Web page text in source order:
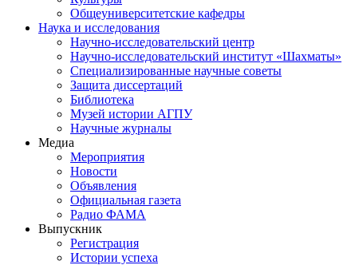
Общеуниверситетские кафедры
Наука и исследования
Научно-исследовательский центр
Научно-исследовательский институт «Шахматы»
Специализированные научные советы
Защита диссертаций
Библиотека
Музей истории АГПУ
Научные журналы
Медиа
Mероприятия
Новости
Объявления
Официальная газета
Радио ФАМА
Выпускник
Регистрация
Истории успеха